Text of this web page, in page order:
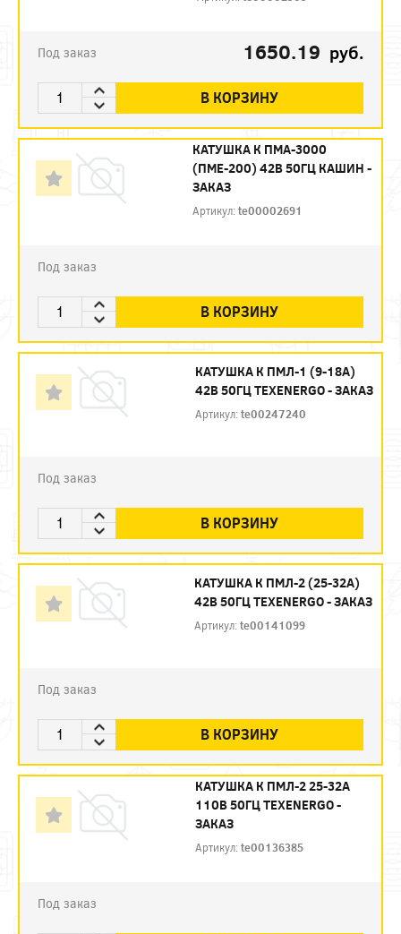
Под заказ 1650.19 руб.
В КОРЗИНУ
КАТУШКА К ПМА-3000
(ПМЕ-200) 42В 50ГЦ КАШИН -
ЗАКАЗ
Артикул:te00002691
Под заказ
В КОРЗИНУ
КАТУШКА К ПМЛ-1 (9-18А)
42В 50ГЦ TEXENERGO - ЗАКАЗ
Артикул:te00247240
Под заказ
В КОРЗИНУ
КАТУШКА К ПМЛ-2 (25-32А)
42В 50ГЦ TEXENERGO - ЗАКАЗ
Артикул:te00141099
Под заказ
В КОРЗИНУ
КАТУШКА К ПМЛ-2 25-32А
110В 50ГЦ TEXENERGO -
ЗАКАЗ
Артикул:te00136385
Под заказ